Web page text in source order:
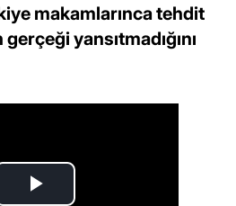
makamlarınca tehdit
yansıtmadığını